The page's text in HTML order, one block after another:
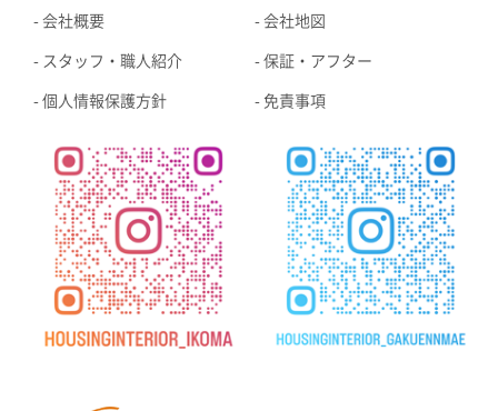
会社概要 会社地図
スタッフ・職人紹介 保証・アフター
個人情報保護方針 免責事項